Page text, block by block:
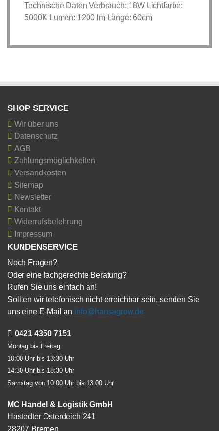
Technische Daten Verbrauch: 18W Lichtfarbe:
5000K Lumen: 1200 lm Länge: 60cm
SHOP SERVICE
Wir über uns
Datenschutz
AGB
Zahlungsmöglichkeiten
Versandkosten
Sitemap
Newsletter
Kontakt
Widerrufsbelehrung
Impressum
KUNDENSERVICE
Noch Fragen?
Oder eine fachgerechte Beratung?
Rufen Sie uns einfach an!
Sollten wir telefonisch nicht erreichbar sein, senden Sie
uns eine E-Mail an info@hansagrow.de
0421 4350 7151
Montag bis Freitag
10:00 Uhr bis 13:30 Uhr
14:30 Uhr bis 18:30 Uhr
Samstag von 10:00 Uhr bis 13:00 Uhr
MC Handel & Logistik GmbH
Hastedter Osterdeich 241
28207 Bremen